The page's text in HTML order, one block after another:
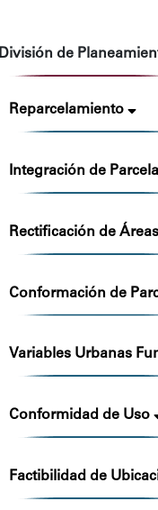
División de
Reparcelamiento
Integración de
Rectificación de
Conformación de
Variables Urbanas
Conformidad de Uso
Factibilidad de